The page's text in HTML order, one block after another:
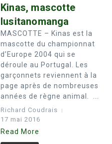
Kinas, mascotte
lusitanomanga
MASCOTTE – Kinas est la
mascotte du championnat
d’Europe 2004 qui se
déroule au Portugal. Les
garçonnets reviennent à la
page après de nombreuses
années de règne animal. ...
Richard Coudrais
17 mai 2016
Read More